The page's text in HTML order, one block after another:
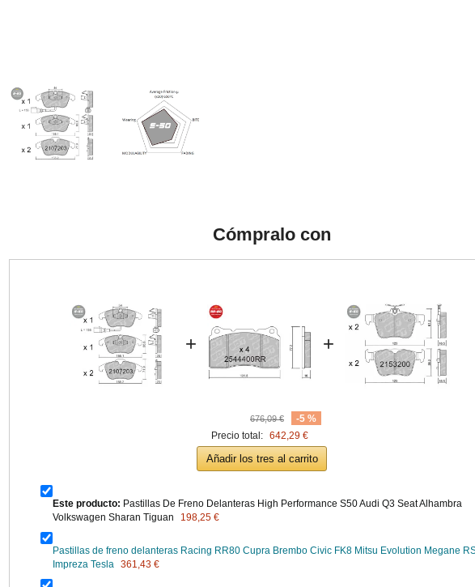
Cómpralo con
+ +
676,09 €
-5 %
Precio total: 642,29 €
Añadir los tres al carrito
Este producto: Pastillas De Freno Delanteras High Performance S50 Audi Q3 Seat Alhambra
Volkswagen Sharan Tiguan
198,25 €
Pastillas de freno delanteras Racing RR80 Cupra Brembo Civic FK8 Mitsu Evolution Megane
Impreza Tesla 361,43 €